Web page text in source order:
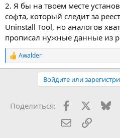
2. Я бы на твоем месте
софта, который следит за
Uninstall Tool, но аналогов
прописал нужные данные из
Р
е
и
Awalder
Войдите или
Поделиться: Facebook
X
Электронная
Ссылка